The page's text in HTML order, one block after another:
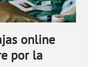
online
por la